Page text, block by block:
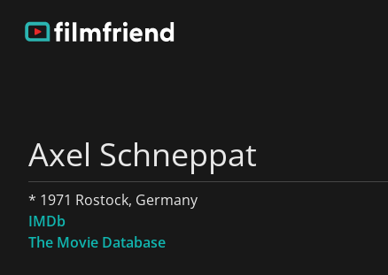
Axel Schneppat
* 1971 Rostock, Germany
IMDb
The Movie Database